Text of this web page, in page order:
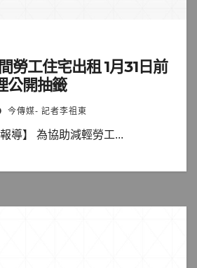
勞工住宅出租 1月31日前
公開抽籤
今傳媒- 記者李祖東
導】 為協助減輕勞工...